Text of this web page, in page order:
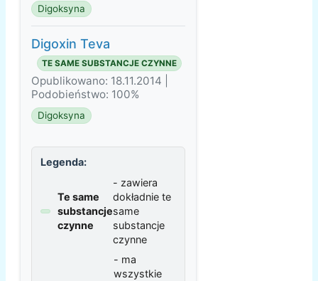
Digoksyna
Digoxin Teva
TE SAME SUBSTANCJE CZYNNE
Opublikowano: 18.11.2014 |
Podobieństwo: 100%
Digoksyna
Legenda:
Te same
substancje
czynne
- zawiera
dokładnie te
same
substancje
czynne
- ma
wszystkie